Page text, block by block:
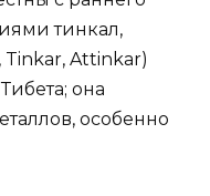
тинкал,
Tinkar, Attinkar)
она
особенно